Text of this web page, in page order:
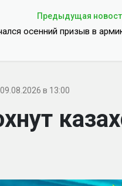
Предыдущая
осенний призыв в
09.08.2026 в 13:00